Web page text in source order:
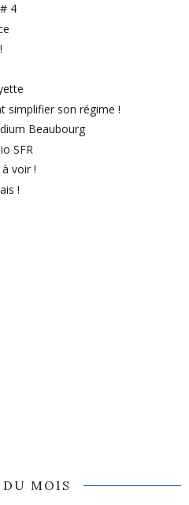
4
simplifier son régime !
Beaubourg
SFR
voir !
!
MOIS